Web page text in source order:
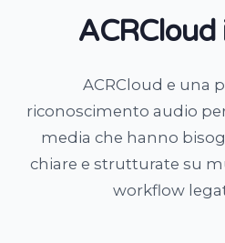
ACRCloud
ACRCloud e una
riconoscimento audio
media che hanno
chiare e strutturate su
workflow